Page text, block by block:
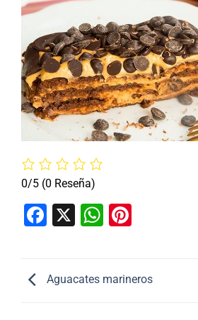
0/5 (0 Reseña)
Facebook
X WhatsApp
Aguacates marineros